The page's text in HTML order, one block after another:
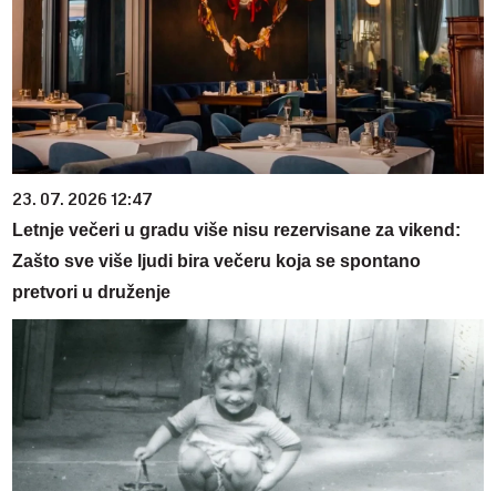
23. 07. 2026 12:47
Letnje večeri u gradu više nisu rezervisane za vikend:
Zašto sve više ljudi bira večeru koja se spontano
pretvori u druženje